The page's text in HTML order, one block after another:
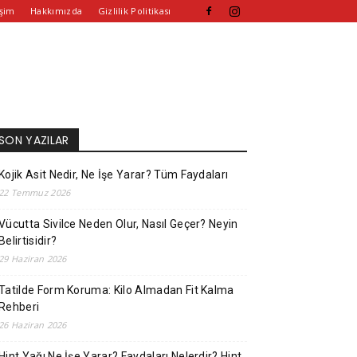
Hakkımızda Gizlilik Politikası
YAZILAR
Kojik Asit Nedir, Ne İşe Yarar? Tüm Faydaları
22 Temmuz 2026
Sivilce Neden Olur, Nasıl Geçer? Neyin
Belirtisidir?
29 Haziran 2026
Form Koruma: Kilo Almadan Fit Kalma
Rehberi
26 Haziran 2026